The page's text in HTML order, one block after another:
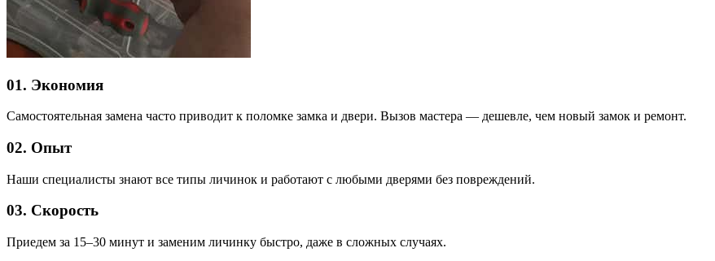
01. Экономия
Самостоятельная замена часто приводит к поломке замка и двери. Вызов мастера — дешевле, чем новый замок и ремонт.
02. Опыт
Наши специалисты знают все типы личинок и работают с любыми дверями без повреждений.
03. Скорость
Приедем за 15–30 минут и заменим личинку быстро, даже в сложных случаях.